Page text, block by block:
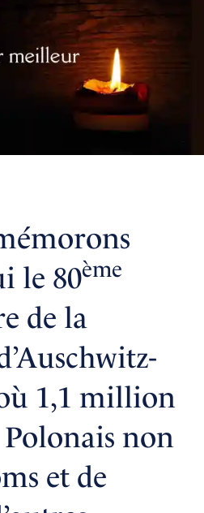
le 80ème
de la
1,1 million
Polonais non
et de